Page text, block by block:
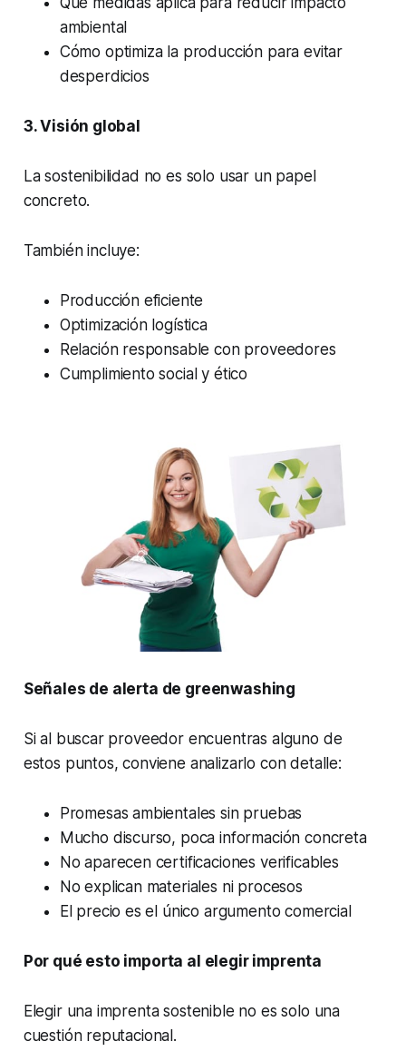
ambiental
Cómo optimiza la producción para evitar
desperdicios
3. Visión global
La sostenibilidad no es solo usar un papel
concreto.
También incluye:
Producción eficiente
Optimización logística
Relación responsable con proveedores
Cumplimiento social y ético
Señales de alerta de greenwashing
Si al buscar proveedor encuentras alguno de
estos puntos, conviene analizarlo con detalle:
Promesas ambientales sin pruebas
Mucho discurso, poca información concreta
No aparecen certificaciones verificables
No explican materiales ni procesos
El precio es el único argumento comercial
Por qué esto importa al elegir imprenta
Elegir una imprenta sostenible no es solo una
cuestión reputacional.